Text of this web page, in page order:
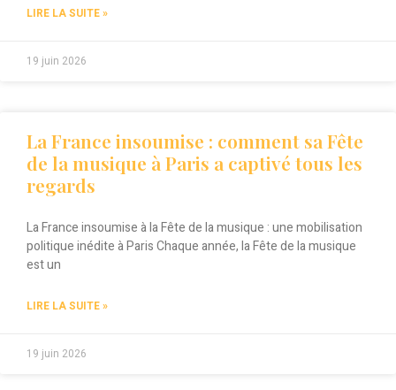
LIRE LA SUITE »
19 juin 2026
La France insoumise : comment sa Fête
de la musique à Paris a captivé tous les
regards
La France insoumise à la Fête de la musique : une mobilisation
politique inédite à Paris Chaque année, la Fête de la musique
est un
LIRE LA SUITE »
19 juin 2026